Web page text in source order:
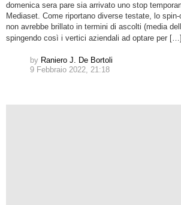
domenica sera pare sia arrivato uno stop
Mediaset. Come riportano diverse testate, lo
non avrebbe brillato in termini di ascolti (media
spingendo così i vertici aziendali ad optare per […]
by Raniero J. De Bortoli
9 Febbraio 2022, 21:18